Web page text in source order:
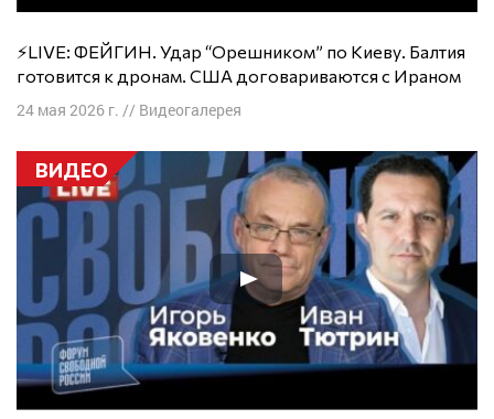
⚡️LIVE: ФЕЙГИН. Удар “Орешником” по Киеву. Балтия
готовится к дронам. США договариваются с Ираном
24 мая 2026 г. // Видеогалерея
ВИДЕО